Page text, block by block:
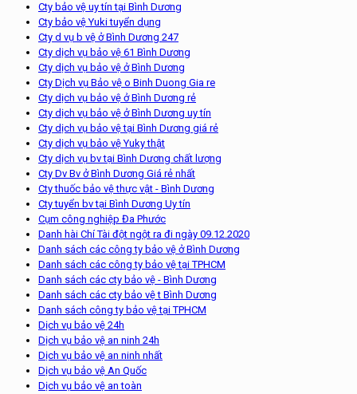
Cty bảo vệ uy tín tại Bình Dương
Cty bảo vệ Yuki tuyển dụng
Cty d vụ b vệ ở Bình Dương 247
Cty dịch vụ bảo vệ 61 Bình Dương
Cty dịch vụ bảo vệ ở Bình Dương
Cty Dịch vụ Bảo vệ o Binh Duong Gia re
Cty dịch vụ bảo vệ ở Bình Dương rẻ
Cty dịch vụ bảo vệ ở Bình Dương uy tín
Cty dịch vụ bảo vệ tại Bình Dương giá rẻ
Cty dịch vụ bảo vệ Yuky thật
Cty dịch vụ bv tại Bình Dương chất lượng
Cty Dv Bv ở Bình Dương Giá rẻ nhất
Cty thuốc bảo vệ thực vật - Bình Dương
Cty tuyển bv tại Bình Dương Uy tín
Cụm công nghiệp Đa Phước
Danh hài Chí Tài đột ngột ra đi ngày 09.12.2020
Danh sách các công ty bảo vệ ở Bình Dương
Danh sách các công ty bảo vệ tại TPHCM
Danh sách các cty bảo vệ - Bình Dương
Danh sách các cty bảo vệ t Bình Dương
Danh sách công ty bảo vệ tại TPHCM
Dịch vụ bảo vệ 24h
Dịch vụ bảo vệ an ninh 24h
Dịch vụ bảo vệ an ninh nhất
Dịch vụ bảo vệ An Quốc
Dịch vụ bảo vệ an toàn